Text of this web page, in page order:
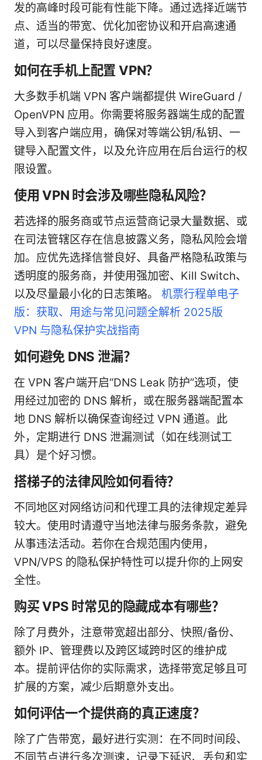
发的高峰时段可能有性能下降。通过选择近端节
点、适当的带宽、优化加密协议和开启高速通
道，可以尽量保持良好速度。
如何在手机上配置 VPN？
大多数手机端 VPN 客户端都提供 WireGuard /
OpenVPN 应用。你需要将服务器端生成的配置
导入到客户端应用，确保对等端公钥/私钥、一
键导入配置文件，以及允许应用在后台运行的权
限设置。
使用 VPN 时会涉及哪些隐私风险？
若选择的服务商或节点运营商记录大量数据、或
在司法管辖区存在信息披露义务，隐私风险会增
加。应优先选择信誉良好、具备严格隐私政策与
透明度的服务商，并使用强加密、Kill Switch、
以及尽量最小化的日志策略。 机票行程单电子
版：获取、用途与常见问题全解析 2025版
VPN 与隐私保护实战指南
如何避免 DNS 泄漏？
在 VPN 客户端开启“DNS Leak 防护”选项，使
用经过加密的 DNS 解析，或在服务器端配置本
地 DNS 解析以确保查询经过 VPN 通道。此
外，定期进行 DNS 泄漏测试（如在线测试工
具）是个好习惯。
搭梯子的法律风险如何看待？
不同地区对网络访问和代理工具的法律规定差异
较大。使用时请遵守当地法律与服务条款，避免
从事违法活动。若你在合规范围内使用，
VPN/VPS 的隐私保护特性可以提升你的上网安
全性。
购买 VPS 时常见的隐藏成本有哪些？
除了月费外，注意带宽超出部分、快照/备份、
额外 IP、管理费以及跨区域跨时区的维护成
本。提前评估你的实际需求，选择带宽足够且可
扩展的方案，减少后期意外支出。
如何评估一个提供商的真正速度？
除了广告带宽，最好进行实测：在不同时间段、
不同节点进行多次测速，记录下延迟、丢包和实